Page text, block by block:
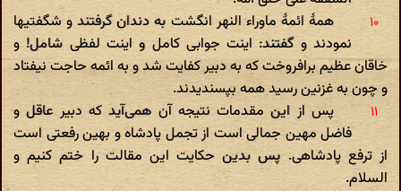
همهٔ ائمهٔ ماوراء النهر انگشت به دندان گرفتند و شگفتیها
نمودند و گفتند: اینت جوابی کامل و اینت لفظی شامل! و
خاقان عظیم برافروخت که به دبیر کفایت شد و به ائمه حاجت نیفتاد
و چون به غزنین رسید همه بپسندیدند.
پس از این مقدمات نتیجه آن همی‌آید که دبیر عاقل و
فاضل مهین جمالی است از تجمل پادشاه و بهین رفعتی است
از ترفع پادشاهی. پس بدین حکایت این مقالت را ختم کنیم و
السلام.